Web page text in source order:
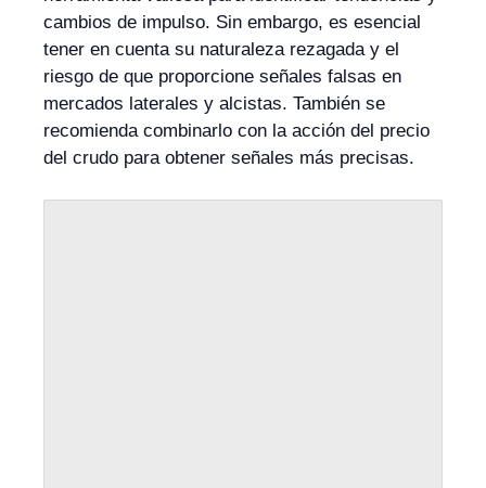
cambios de impulso. Sin embargo, es esencial
tener en cuenta su naturaleza rezagada y el
riesgo de que proporcione señales falsas en
mercados laterales y alcistas. También se
recomienda combinarlo con la acción del precio
del crudo para obtener señales más precisas.